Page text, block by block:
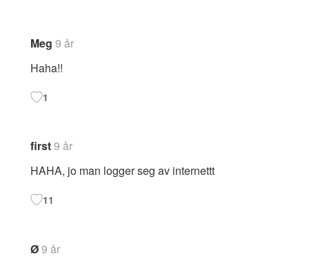
Meg 9 år
Haha!!
1
first9 år
HAHA, jo man logger seg av internettt
11
Ø9 år